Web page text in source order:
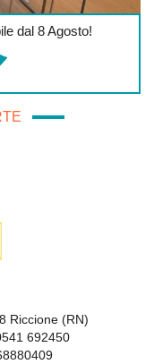
dal 8 Agosto!
Riccione (RN)
692450